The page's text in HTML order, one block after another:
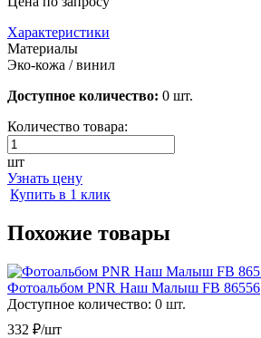
Характеристики
Материалы
Эко-кожа / винил
Доступное количество: 0 шт.
Количество товара:
шт
Узнать цену
Купить в 1 клик
Похожие товары
Фотоальбом PNR Наш Малыш FB 86556
Доступное количество: 0 шт.
332 ₽/шт